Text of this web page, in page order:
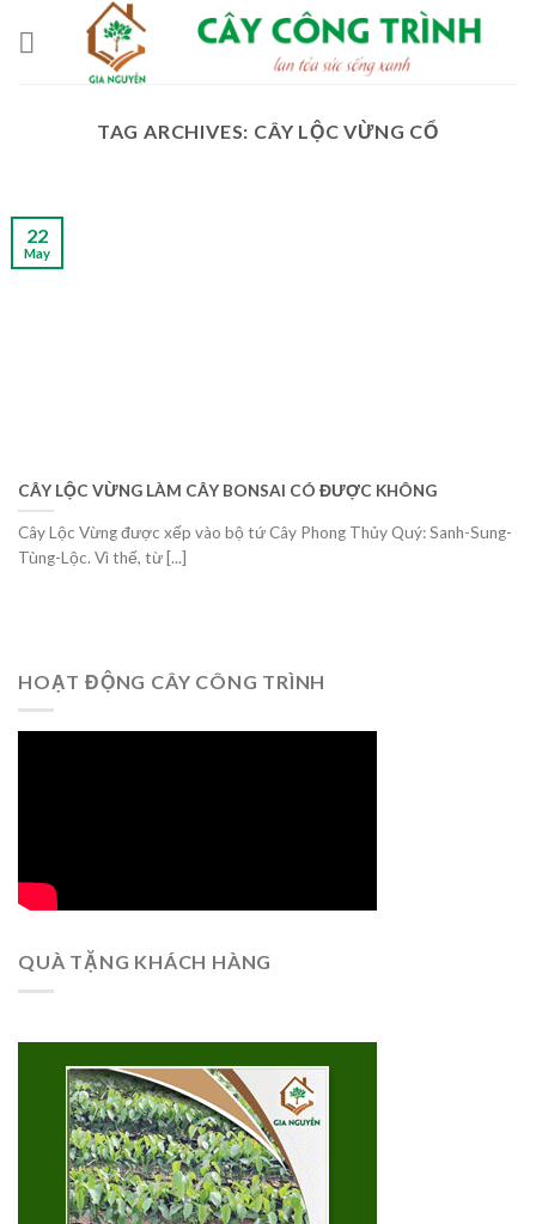
TAG ARCHIVES: CÂY LỘC VỪNG CỔ
CÂY LỘC VỪNG LÀM CÂY BONSAI CÓ ĐƯỢC KHÔNG
Cây Lộc Vừng được xếp vào bộ tứ Cây Phong Thủy Quý: Sanh-Sung-
Tùng-Lộc. Vì thế, từ [...]
22
May
HOẠT ĐỘNG CÂY CÔNG TRÌNH
QUÀ TẶNG KHÁCH HÀNG